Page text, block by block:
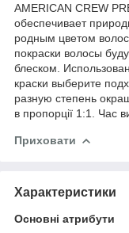
AMERICAN CREW
обеспечивает
родным цветом
покраски волосы
блеском.
краски выберите
разную степень
в пропорції 1:1. Час
Приховати
Характеристики
Основні атрибути